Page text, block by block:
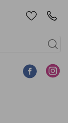
UlubioneKontakt
Szukaj
Facebook